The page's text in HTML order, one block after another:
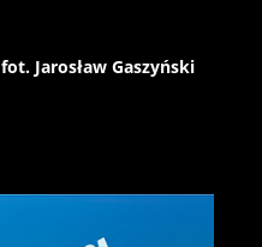
Jarosław Gaszyński